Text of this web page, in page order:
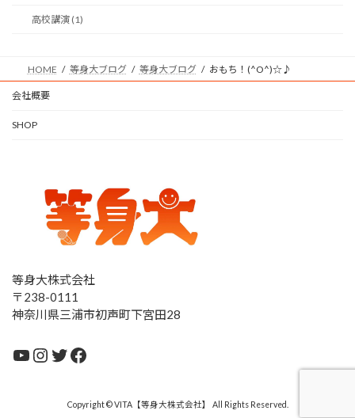
高校講演 (1)
HOME 等身大ブログ 等身大ブログ おもち！(^O^)☆♪
会社概要
SHOP
等身大株式会社
〒238-0111
神奈川県三浦市初声町下宮田28
YouTube
Instagram
Twitter
Facebook
Copyright © VITA【等身大株式会社】 All Rights Reserved.